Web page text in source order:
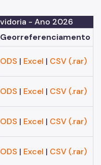
e Qualidade da
e Instâncias
01/2026 para o Comitê
- Ano 2026
Georreferenciamento
ODS | Excel | CSV (.rar)
ODS | Excel | CSV (.rar)
ODS | Excel | CSV (.rar)
ODS | Excel | CSV (.rar)